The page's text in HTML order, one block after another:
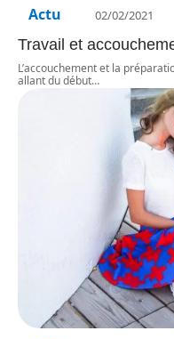
Actu 02/02/2021
Travail et
L’accouchement et la
allant du début…